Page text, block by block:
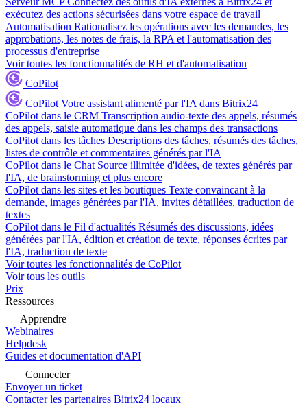
exécutez des actions sécurisées dans votre espace de travail
Automatisation Rationalisez les opérations avec les demandes, les
approbations, les notes de frais, la RPA et l'automatisation des
processus d'entreprise
Voir toutes les fonctionnalités de RH et d'automatisation
CoPilot
CoPilot Votre assistant alimenté par l'IA dans Bitrix24
CoPilot dans le CRM Transcription audio-texte des appels, résumés
des appels, saisie automatique dans les champs des transactions
CoPilot dans les tâches Descriptions des tâches, résumés des tâches,
listes de contrôle et commentaires générés par l'IA
CoPilot dans le Chat Source illimitée d'idées, de textes générés par
l'IA, de brainstorming et plus encore
CoPilot dans les sites et les boutiques Texte convaincant à la
demande, images générées par l'IA, invites détaillées, traduction de
textes
CoPilot dans le Fil d'actualités Résumés des discussions, idées
générées par l'IA, édition et création de texte, réponses écrites par
l'IA, traduction de texte
Voir toutes les fonctionnalités de CoPilot
Voir tous les outils
Prix
Ressources
Apprendre
Webinaires
Helpdesk
Guides et documentation d'API
Connecter
Envoyer un ticket
Contacter les partenaires Bitrix24 locaux